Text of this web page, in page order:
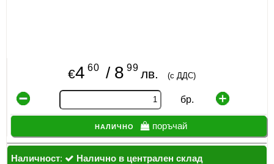
€4 60 / 8 99 лв. (с ДДС)
бр.
налично поръчай
Наличност: Налично в централен склад